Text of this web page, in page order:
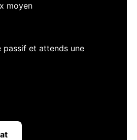
moyen
passif et attends une